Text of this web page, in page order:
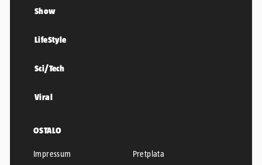
Show
LifeStyle
Sci/Tech
Viral
OSTALO
Impressum Pretplata